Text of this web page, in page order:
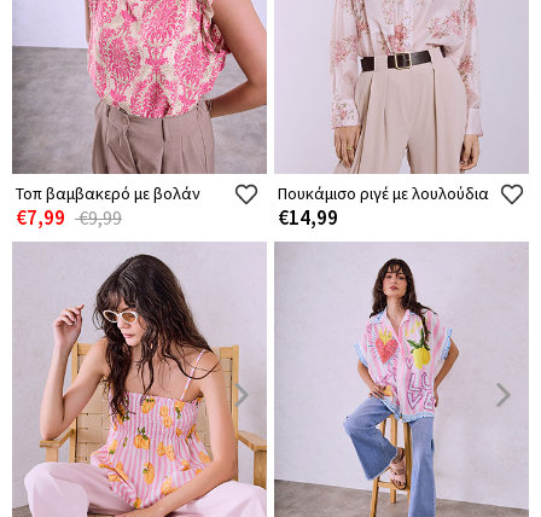
Τοπ βαμβακερό με βολάν
€7,99 €9,99
Πουκάμισο ριγέ με λουλούδια
€14,99